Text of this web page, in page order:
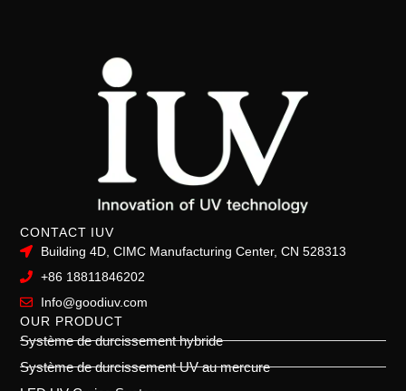
CONTACT IUV
Building 4D, CIMC Manufacturing Center, CN 528313
+86 18811846202
Info@goodiuv.com
OUR PRODUCT
Système de durcissement hybride
Système de durcissement UV au mercure